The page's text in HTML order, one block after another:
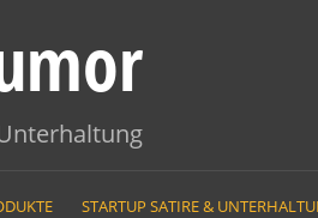
STARTUP SATIRE &